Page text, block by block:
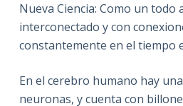
Nueva Ciencia: Como un todo
interconectado y con
constantemente en el tiempo
En el cerebro humano hay
neuronas, y cuenta con